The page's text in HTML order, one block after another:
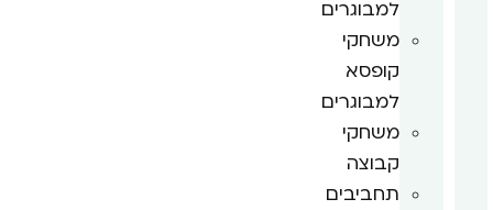
למבוגרים
משחקי
קופסא
למבוגרים
משחקי
קבוצה
תחביבים